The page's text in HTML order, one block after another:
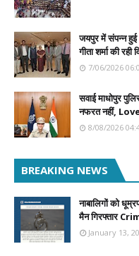
जयपुर में संपन्न
गीता शर्मा की रही
7/06/2026
सवाई माधोपुर
नफरत नहीं,
8/08/2026
BREAKING NEWS
नाबालिगों को
मैन गिरफ्तार
January 13,